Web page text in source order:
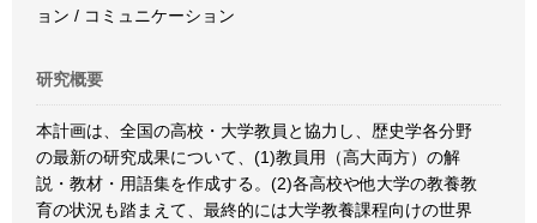
ョン / コミュニケーション
研究概要
本計画は、全国の高校・大学教員と協力し、歴史学各分野
の最新の研究成果について、(1)教員用（高大両方）の解
説・教材・用語集を作成する。(2)各高校や他大学の教養教
育の状況も踏まえて、最終的には大学教養課程向けの世界